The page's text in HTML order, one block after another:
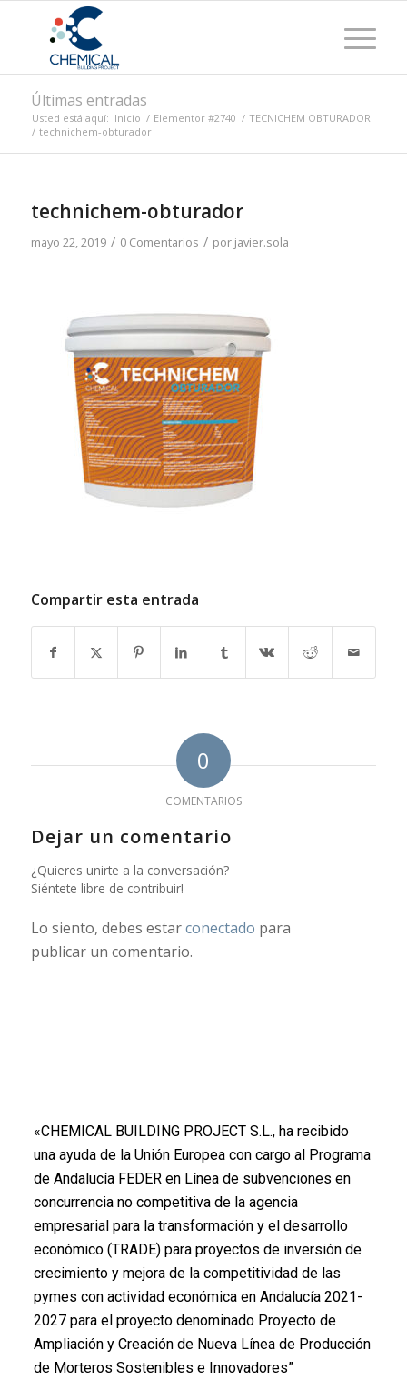
Últimas entradas
Usted está aquí: Inicio / Elementor #2740 / TECNICHEM OBTURADOR
/ technichem-obturador
technichem-obturador
mayo 22, 2019 / 0 Comentarios / por javier.sola
Compartir esta entrada
0
COMENTARIOS
Dejar un comentario
¿Quieres unirte a la conversación?
Siéntete libre de contribuir!
Lo siento, debes estarconectado para
publicar un comentario.
«CHEMICAL BUILDING PROJECT S.L., ha recibido
una ayuda de la Unión Europea con cargo al Programa
de Andalucía FEDER en Línea de subvenciones en
concurrencia no competitiva de la agencia
empresarial para la transformación y el desarrollo
económico (TRADE) para proyectos de inversión de
crecimiento y mejora de la competitividad de las
pymes con actividad económica en Andalucía 2021-
2027 para el proyecto denominado Proyecto de
Ampliación y Creación de Nueva Línea de Producción
de Morteros Sostenibles e Innovadores”